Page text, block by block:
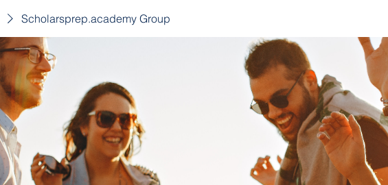
Scholarsprep.academy Group